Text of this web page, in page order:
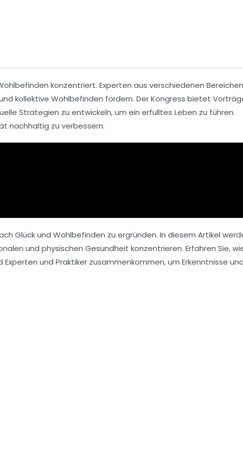
konzentriert. Experten aus verschiedenen Bereichen
kollektive Wohlbefinden fördern. Der Kongress bietet
Strategien zu entwickeln, um ein erfülltes Leben zu führen.
nachhaltig zu verbessern.
Glück und Wohlbefinden zu ergründen. In diesem Artikel
und physischen Gesundheit konzentrieren. Erfahren Sie,
Experten und Praktiker zusammenkommen, um Erkenntnisse